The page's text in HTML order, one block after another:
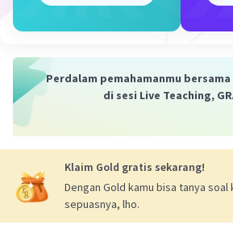
Perdalam pemahamanmu
di sesi Live Teaching,
Klaim Gold gratis sekarang!
Dengan Gold kamu bisa tanya soal
sepuasnya, lho.